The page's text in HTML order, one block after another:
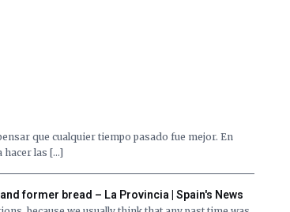
que cualquier tiempo pasado fue mejor. En
hacer las […]
former bread – La Provincia | Spain's News